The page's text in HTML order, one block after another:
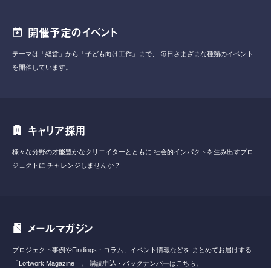
開催予定のイベント
テーマは「経営」から「子ども向け工作」まで、
毎日さまざまな種類のイベント
を開催しています。
キャリア採用
様々な分野の才能豊かなクリエイターとともに 社会的インパクトを生み出すプロ
ジェクトに チャレンジしませんか？
メールマガジン
プロジェクト事例やFindings・コラム、イベント情報などを まとめてお届けする
「Loftwork Magazine」。
購読申込・バックナンバーはこちら。